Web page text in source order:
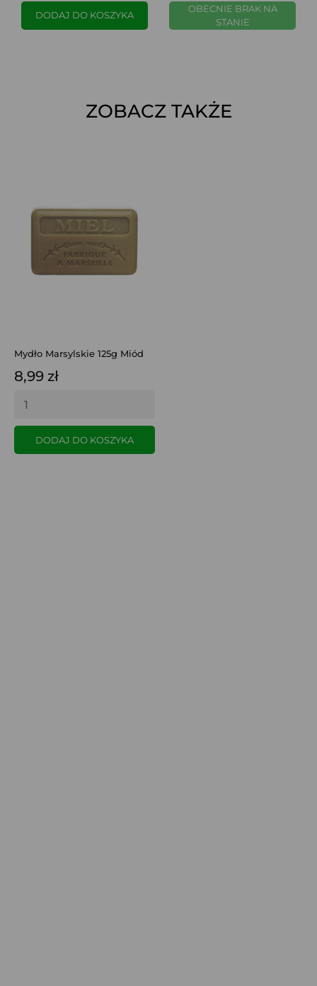
DODAJ DO KOSZYKA
OBECNIE BRAK NA
STANIE
ZOBACZ TAKŻE
Mydło Marsylskie 125g Miód
8,99 zł
DODAJ DO KOSZYKA